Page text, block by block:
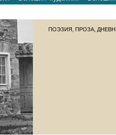
ПОЭЗИЯ, ПРОЗА,